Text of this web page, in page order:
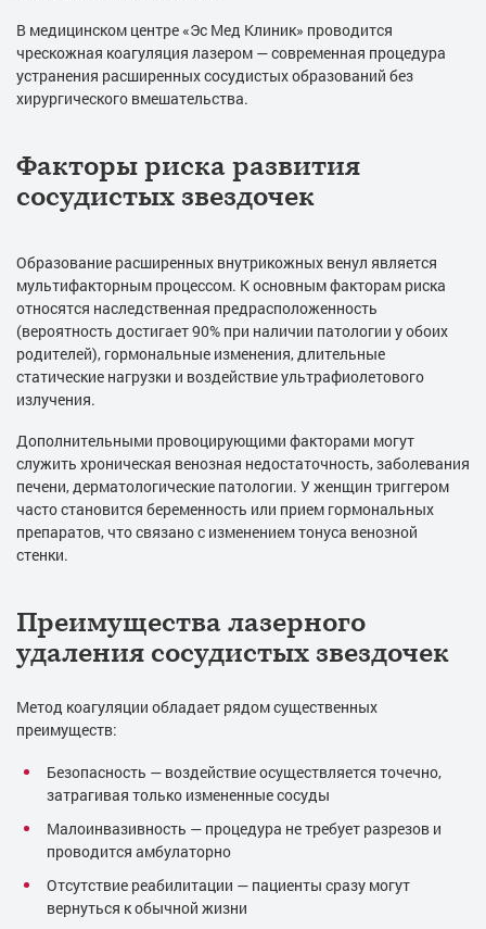
В медицинском центре «Эс Мед Клиник» проводится
чрескожная коагуляция лазером — современная процедура
устранения расширенных сосудистых образований без
хирургического вмешательства.
Факторы риска развития
сосудистых звездочек
Образование расширенных внутрикожных венул является
мультифакторным процессом. К основным факторам риска
относятся наследственная предрасположенность
(вероятность достигает 90% при наличии патологии у обоих
родителей), гормональные изменения, длительные
статические нагрузки и воздействие ультрафиолетового
излучения.
Дополнительными провоцирующими факторами могут
служить хроническая венозная недостаточность, заболевания
печени, дерматологические патологии. У женщин триггером
часто становится беременность или прием гормональных
препаратов, что связано с изменением тонуса венозной
стенки.
Преимущества лазерного
удаления сосудистых звездочек
Метод коагуляции обладает рядом существенных
преимуществ:
Безопасность — воздействие осуществляется точечно,
затрагивая только измененные сосуды
Малоинвазивность — процедура не требует разрезов и
проводится амбулаторно
Отсутствие реабилитации — пациенты сразу могут
вернуться к обычной жизни